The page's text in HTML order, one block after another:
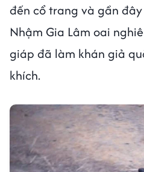
đến cổ trang và gần
Nhậm Gia Lâm oai
giáp đã làm khán giả
khích.